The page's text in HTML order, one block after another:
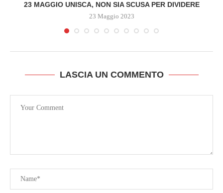
23 MAGGIO UNISCA, NON SIA SCUSA PER DIVIDERE
23 Maggio 2023
LASCIA UN COMMENTO